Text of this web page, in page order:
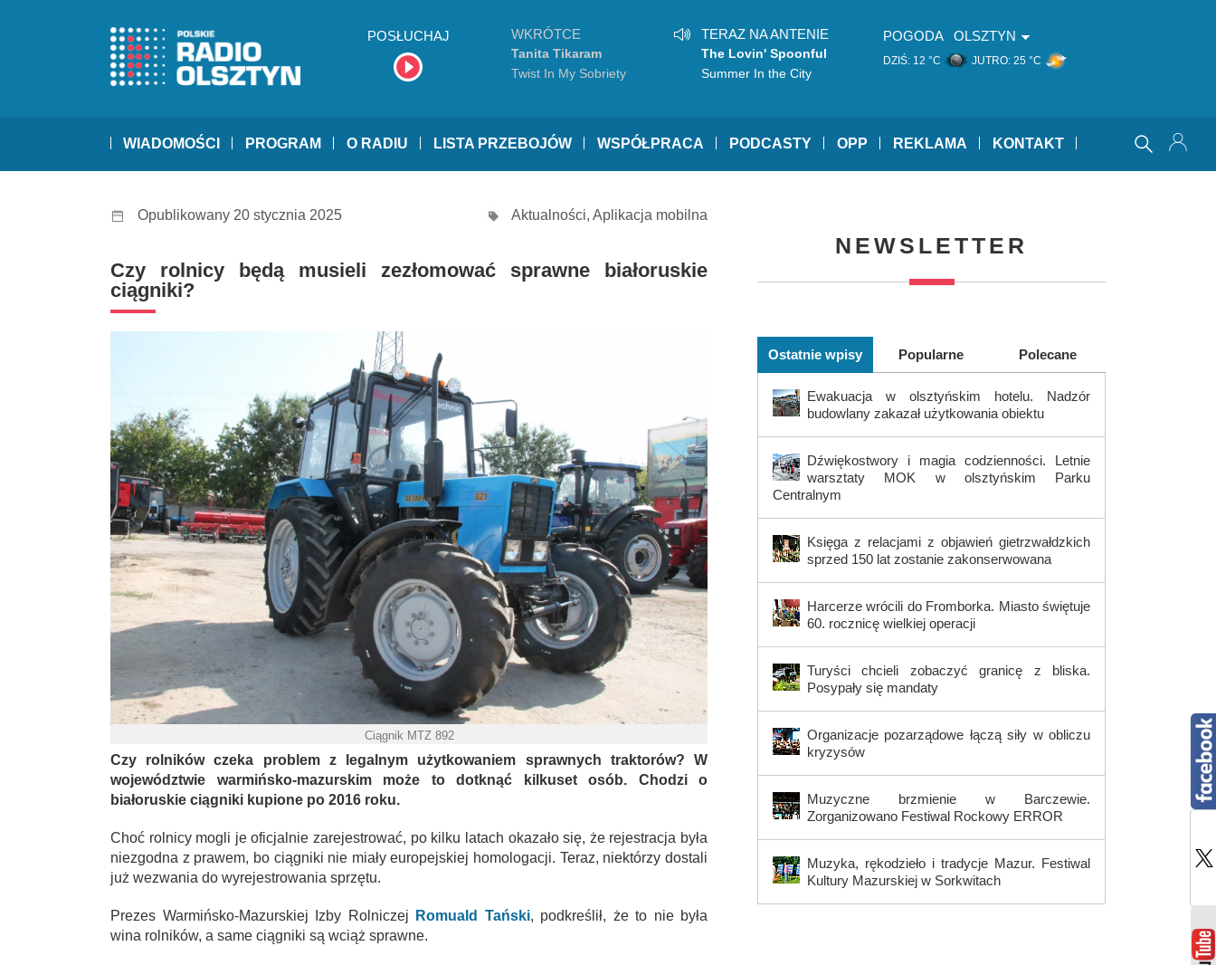
POSŁUCHAJ WKRÓTCE
Tanita Tikaram
Twist In My Sobriety
TERAZ NA ANTENIE
The Lovin' Spoonful
Summer In the City
POGODA OLSZTYN
DZIŚ: 12 °C JUTRO: 25 °C
WIADOMOŚCI PROGRAM O RADIU LISTA PRZEBOJÓW WSPÓŁPRACA PODCASTY OPP REKLAMA KONTAKT
Opublikowany 20 stycznia 2025 Aktualności, Aplikacja mobilna
Czy rolnicy będą musieli zezłomować sprawne białoruskie
ciągniki?
Ciągnik MTZ 892
Czy rolników czeka problem z legalnym użytkowaniem sprawnych traktorów? W
województwie warmińsko-mazurskim może to dotknąć kilkuset osób. Chodzi o
białoruskie ciągniki kupione po 2016 roku.
Choć rolnicy mogli je oficjalnie zarejestrować, po kilku latach okazało się, że rejestracja była
niezgodna z prawem, bo ciągniki nie miały europejskiej homologacji. Teraz, niektórzy dostali
już wezwania do wyrejestrowania sprzętu.
Prezes Warmińsko-Mazurskiej Izby Rolniczej Romuald Tański, podkreślił, że to nie była
wina rolników, a same ciągniki są wciąż sprawne.
NEWSLETTER
Ostatnie wpisy Popularne Polecane
Ewakuacja w olsztyńskim hotelu. Nadzór
budowlany zakazał użytkowania obiektu
Dźwiękostwory i magia codzienności. Letnie
warsztaty MOK w olsztyńskim Parku
Centralnym
Księga z relacjami z objawień gietrzwałdzkich
sprzed 150 lat zostanie zakonserwowana
Harcerze wrócili do Fromborka. Miasto świętuje
60. rocznicę wielkiej operacji
Turyści chcieli zobaczyć granicę z bliska.
Posypały się mandaty
Organizacje pozarządowe łączą siły w obliczu
kryzysów
Muzyczne brzmienie w Barczewie.
Zorganizowano Festiwal Rockowy ERROR
Muzyka, rękodzieło i tradycje Mazur. Festiwal
Kultury Mazurskiej w Sorkwitach